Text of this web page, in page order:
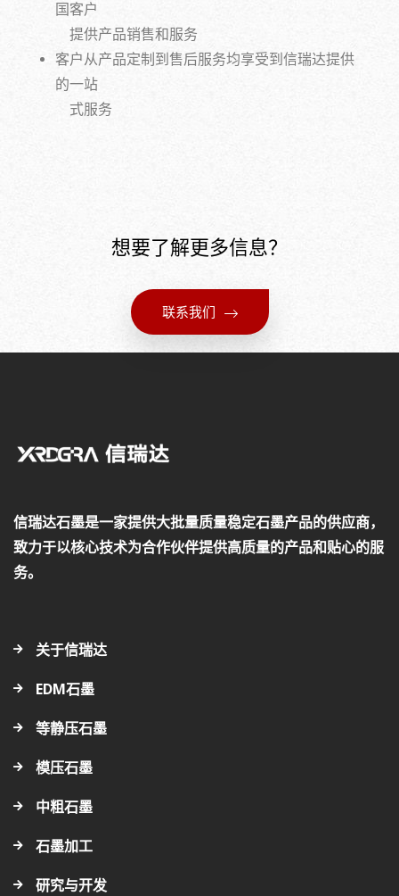
国客户
提供产品销售和服务
客户从产品定制到售后服务均享受到信瑞达提供
的一站
式服务
想要了解更多信息？
联系我们
信瑞达石墨是一家提供大批量质量稳定石墨产品的供应商，
致力于以核心技术为合作伙伴提供高质量的产品和贴心的服
务。
关于信瑞达
EDM石墨
等静压石墨
模压石墨
中粗石墨
石墨加工
研究与开发